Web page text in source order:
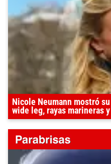
Nicole Neumann mostró
wide leg, rayas marineras